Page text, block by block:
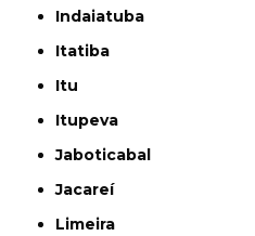
Indaiatuba
Itatiba
Itu
Itupeva
Jaboticabal
Jacareí
Limeira